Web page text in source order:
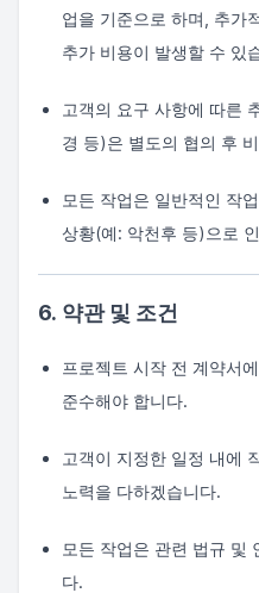
업을 기준으로 하며, 추가
추가 비용이 발생할 수 있
고객의 요구 사항에 따른
경 등)은 별도의 협의 후
모든 작업은 일반적인 작
상황(예: 악천후 등)으로
6. 약관 및 조건
프로젝트 시작 전 계약서
준수해야 합니다.
고객이 지정한 일정 내에
노력을 다하겠습니다.
모든 작업은 관련 법규 및
다.